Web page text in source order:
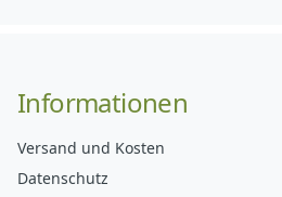
Informationen
Versand und Kosten
Datenschutz